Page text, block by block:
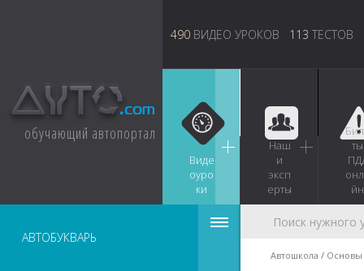
обучающий автопортал
490 ВИДЕО УРОКОВ 113 ТЕСТОВ
Виде
оуро
ки
Наш
и
эксп
ерты
ты
йн
АВТОБУКВАРЬ
Автошкола
Основы